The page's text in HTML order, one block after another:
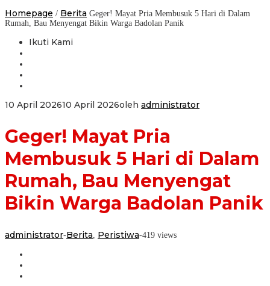
Homepage / Berita Geger! Mayat Pria Membusuk 5 Hari di Dalam
Rumah, Bau Menyengat Bikin Warga Badolan Panik
Ikuti Kami
10 April 202610 April 2026oleh administrator
Geger! Mayat Pria
Membusuk 5 Hari di Dalam
Rumah, Bau Menyengat
Bikin Warga Badolan Panik
administrator-Berita Peristiwa-419 views